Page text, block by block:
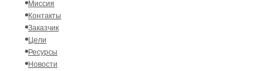
Миссия
Контакты
Заказчик
Цели
Ресурсы
Новости